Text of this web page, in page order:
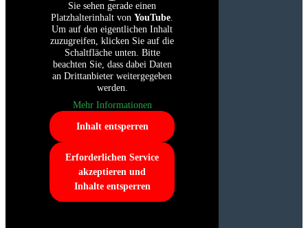
Sie sehen gerade einen
Platzhalterinhalt von YouTube.
Um auf den eigentlichen Inhalt
zuzugreifen, klicken Sie auf die
Schaltfläche unten. Bitte
beachten Sie, dass dabei Daten
an Drittanbieter weitergegeben
werden.
Mehr Informationen
Inhalt entsperren
Erforderlichen Service
akzeptieren und
Inhalte entsperren